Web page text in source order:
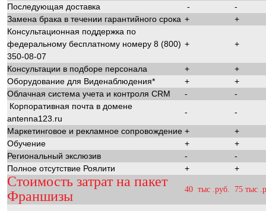
Последующая доставка
-
-
Замена брака в течении гарантийного срока +
+
Консультационная поддержка по
федеральному бесплатному номеру 8 (800)
350-08-07
+ +
Консультации в подборе персонала +
+
Оборудование для Виденаблюдения*
+
+
Облачная система учета и контроля CRM
-
-
Корпоративная почта в домене
antenna123.ru
-
-
Маркетинговое и рекламное сопровождение +
+
Обучение
+
+
Региональный экслюзив
-
-
Полное отсутствие Роялити
+ +
Стоимость затрат на пакет
Франшизы
40 тыс .руб. 75 тыс